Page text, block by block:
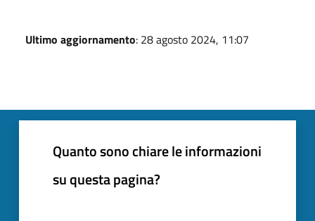
Ultimo aggiornamento: 28 agosto 2024, 11:07
Quanto sono chiare le informazioni
su questa pagina?